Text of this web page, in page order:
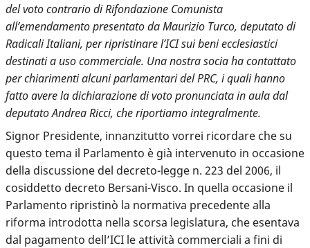
del voto contrario di Rifondazione Comunista
all’emendamento presentato da Maurizio Turco, deputato di
Radicali Italiani, per ripristinare l’ICI sui beni ecclesiastici
destinati a uso commerciale. Una nostra socia ha contattato
per chiarimenti alcuni parlamentari del PRC, i quali hanno
fatto avere la dichiarazione di voto pronunciata in aula dal
deputato Andrea Ricci, che riportiamo integralmente.
Signor Presidente, innanzitutto vorrei ricordare che su
questo tema il Parlamento è già intervenuto in occasione
della discussione del decreto-legge n. 223 del 2006, il
cosiddetto decreto Bersani-Visco. In quella occasione il
Parlamento ripristinò la normativa precedente alla
riforma introdotta nella scorsa legislatura, che esentava
dal pagamento dell’ICI le attività commerciali a fini di